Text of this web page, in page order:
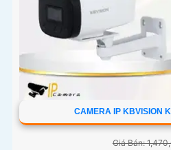
CAMERA IP KBVISION
Giá Bán: